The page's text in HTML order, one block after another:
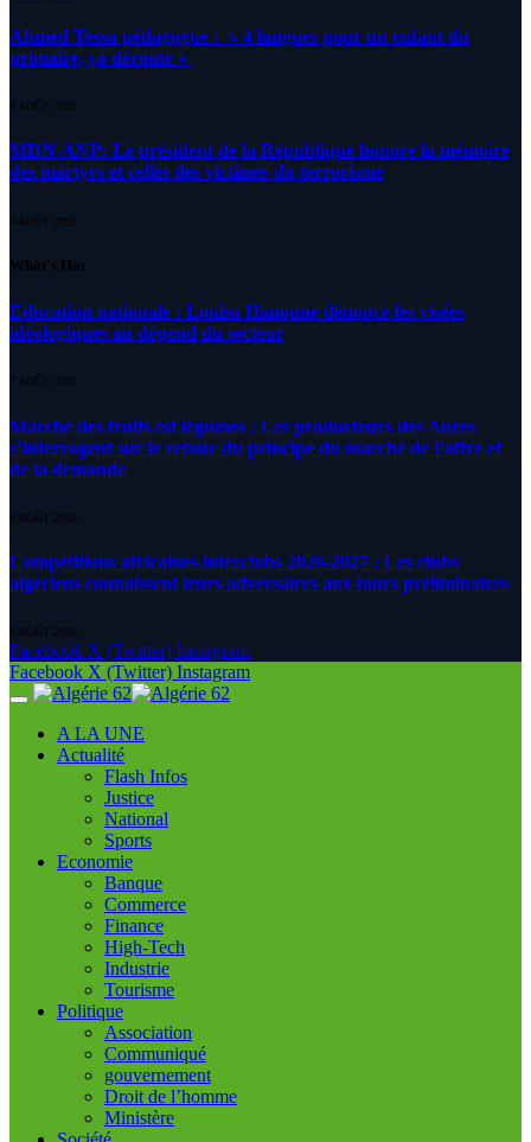
Ahmed Tessa pédagogue : » 4 langues pour un enfant du
primaire, ça déroute «
4 AOÛT 2026
MDN-ANP: Le président de la République honore la mémoire
des martyrs et celles des victimes du terrorisme
4 AOÛT 2026
What's Hot
Education nationale : Louisa Hanoune dénonce les visées
idéologiques au dépend du secteur
7 AOÛT 2026
Marché des fruits est légumes : Les producteurs des Aures
s’interrogent sur le retour du principe du marché de l’offre et
de la demande
6 AOÛT 2026
Compétitions africaines interclubs 2026-2027 : Les clubs
algériens connaissent leurs adversaires aux tours préliminaires
6 AOÛT 2026
Facebook X (Twitter) Instagram
Facebook X (Twitter) Instagram
A LA UNE
Actualité
Flash Infos
Justice
National
Sports
Economie
Banque
Commerce
Finance
High-Tech
Industrie
Tourisme
Politique
Association
Communiqué
gouvernement
Droit de l’homme
Ministère